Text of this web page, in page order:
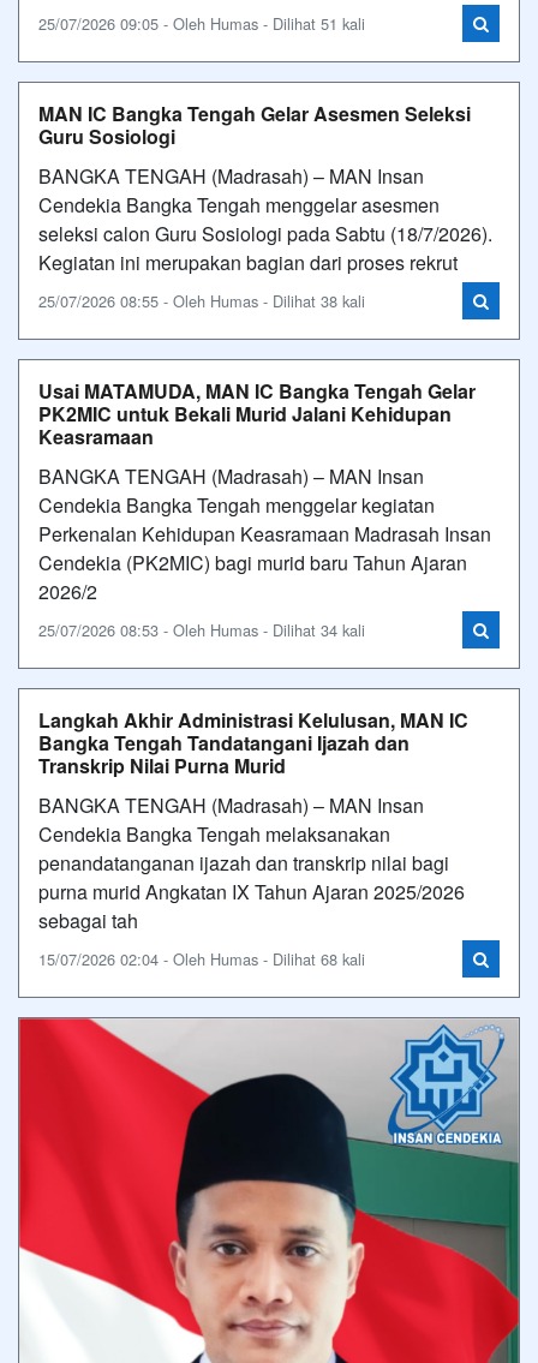
25/07/2026 09:05 - Oleh Humas - Dilihat 51 kali
MAN IC Bangka Tengah Gelar Asesmen Seleksi
Guru Sosiologi
BANGKA TENGAH (Madrasah) – MAN Insan
Cendekia Bangka Tengah menggelar asesmen
seleksi calon Guru Sosiologi pada Sabtu (18/7/2026).
Kegiatan ini merupakan bagian dari proses rekrut
25/07/2026 08:55 - Oleh Humas - Dilihat 38 kali
Usai MATAMUDA, MAN IC Bangka Tengah Gelar
PK2MIC untuk Bekali Murid Jalani Kehidupan
Keasramaan
BANGKA TENGAH (Madrasah) – MAN Insan
Cendekia Bangka Tengah menggelar kegiatan
Perkenalan Kehidupan Keasramaan Madrasah Insan
Cendekia (PK2MIC) bagi murid baru Tahun Ajaran
2026/2
25/07/2026 08:53 - Oleh Humas - Dilihat 34 kali
Langkah Akhir Administrasi Kelulusan, MAN IC
Bangka Tengah Tandatangani Ijazah dan
Transkrip Nilai Purna Murid
BANGKA TENGAH (Madrasah) – MAN Insan
Cendekia Bangka Tengah melaksanakan
penandatanganan ijazah dan transkrip nilai bagi
purna murid Angkatan IX Tahun Ajaran 2025/2026
sebagai tah
15/07/2026 02:04 - Oleh Humas - Dilihat 68 kali